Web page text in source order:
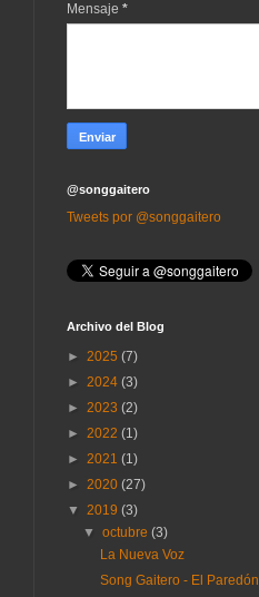
Mensaje *
@songgaitero
Tweets por @songgaitero
Archivo del Blog
► 2025 (7)
► 2024 (3)
► 2023 (2)
► 2022 (1)
► 2021 (1)
► 2020 (27)
▼ 2019 (3)
▼octubre(3)
La Nueva Voz
Song Gaitero - El Paredón